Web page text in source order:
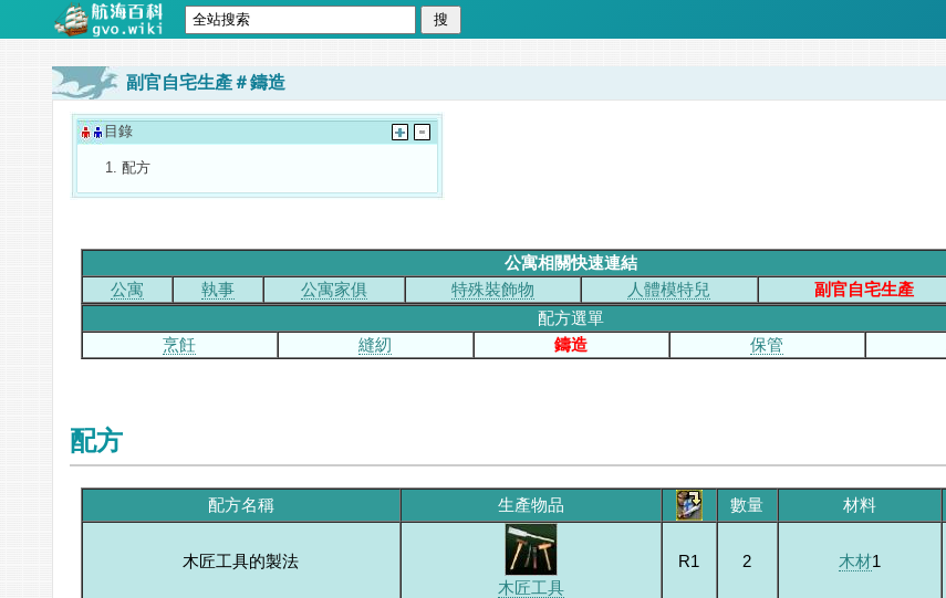
副官自宅生產＃鑄造
目錄
配方
公寓相關快速連結
公寓
執事 公寓家俱 特殊裝飾物 人體模特兒 副官自宅生產
配方選單
烹飪
縫紉 鑄造 保管
配方
配方名稱 生產物品 數量 材料
木匠工具的製法
木匠工具
R1 2 木材1